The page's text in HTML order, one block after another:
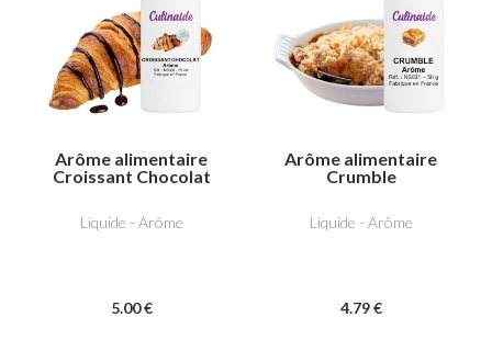
Arôme alimentaire
Croissant Chocolat
Liquide - Arôme
5.00 €
Arôme alimentaire
Crumble
Liquide - Arôme
4.79 €